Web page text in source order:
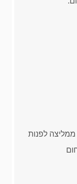
ממליצה לפנות